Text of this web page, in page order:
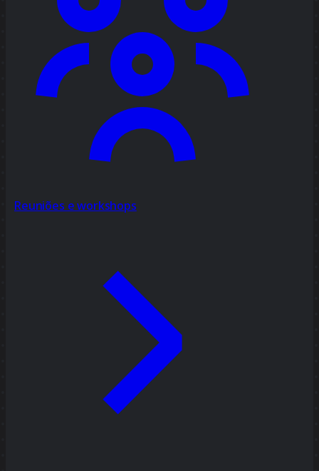
Reuniões e workshops